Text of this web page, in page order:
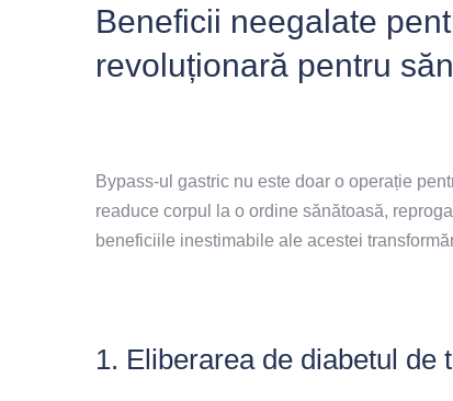
Beneficii neegalate
revoluționară pentru
Bypass-ul gastric nu este doar o operație
readuce corpul la o ordine sănătoasă,
beneficiile inestimabile ale acestei
1. Eliberarea de diabetul de